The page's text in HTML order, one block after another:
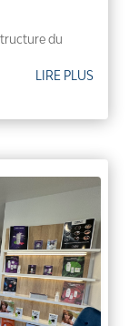
du
LIRE PLUS